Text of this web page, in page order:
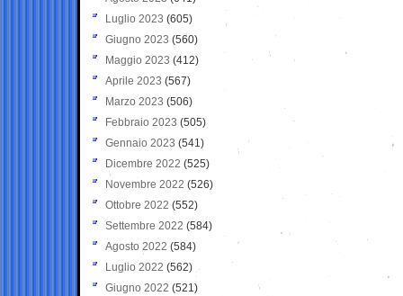
Luglio 2023 (605)
Giugno 2023 (560)
Maggio 2023 (412)
Aprile 2023 (567)
Marzo 2023 (506)
Febbraio 2023 (505)
Gennaio 2023 (541)
Dicembre 2022 (525)
Novembre 2022 (526)
Ottobre 2022 (552)
Settembre 2022 (584)
Agosto 2022 (584)
Luglio 2022 (562)
Giugno 2022 (521)